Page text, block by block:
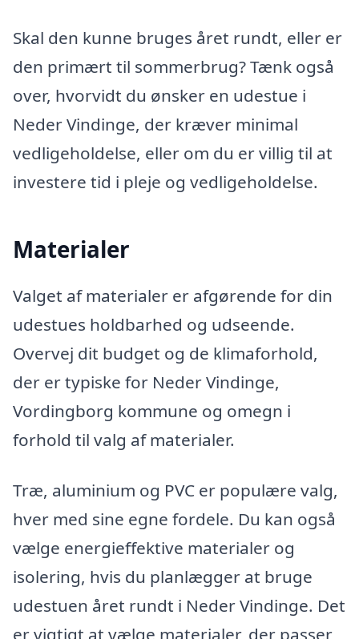
Skal den kunne bruges året rundt, eller er
den primært til sommerbrug? Tænk også
over, hvorvidt du ønsker en udestue i
Neder Vindinge, der kræver minimal
vedligeholdelse, eller om du er villig til at
investere tid i pleje og vedligeholdelse.
Materialer
Valget af materialer er afgørende for din
udestues holdbarhed og udseende.
Overvej dit budget og de klimaforhold,
der er typiske for Neder Vindinge,
Vordingborg kommune og omegn i
forhold til valg af materialer.
Træ, aluminium og PVC er populære valg,
hver med sine egne fordele. Du kan også
vælge energieffektive materialer og
isolering, hvis du planlægger at bruge
udestuen året rundt i Neder Vindinge. Det
er vigtigt at vælge materialer, der passer